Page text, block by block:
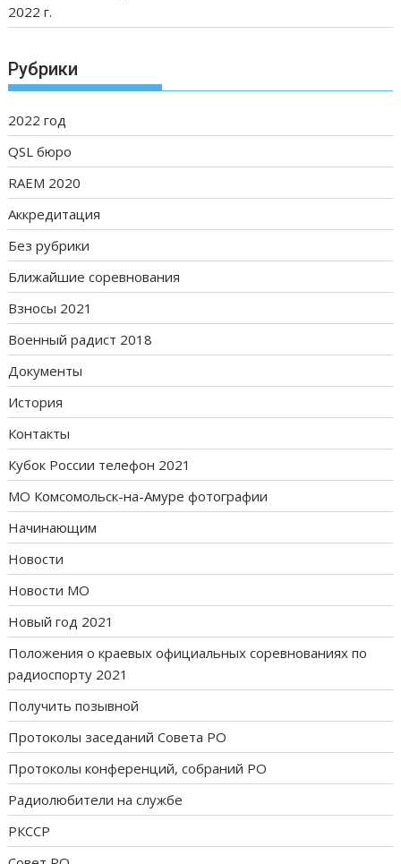
2022 г.
Рубрики
2022 год
QSL бюро
RAEM 2020
Аккредитация
Без рубрики
Ближайшие соревнования
Взносы 2021
Военный радист 2018
Документы
История
Контакты
Кубок России телефон 2021
МО Комсомольск-на-Амуре фотографии
Начинающим
Новости
Новости МО
Новый год 2021
Положения о краевых официальных соревнованиях по
радиоспорту 2021
Получить позывной
Протоколы заседаний Совета РО
Протоколы конференций, собраний РО
Радиолюбители на службе
РКССР